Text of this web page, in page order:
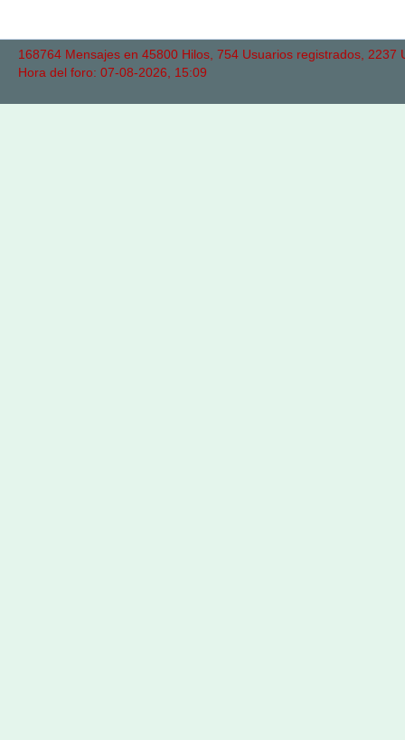
168764 Mensajes en 45800 Hilos, 754 Usuarios registrados,
Hora del foro: 07-08-2026, 15:09